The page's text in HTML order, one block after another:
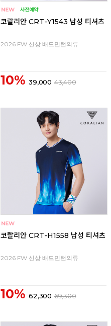
코랄리안 CRT-Y1543 남성 티셔츠
2026 FW 신상 배드민턴의류
10% 39,000 43,400
코랄리안 CRT-H1558 남성 티셔츠
2026 FW 신상 배드민턴의류
10% 62,300 69,300